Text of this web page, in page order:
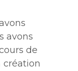
avons
de
création